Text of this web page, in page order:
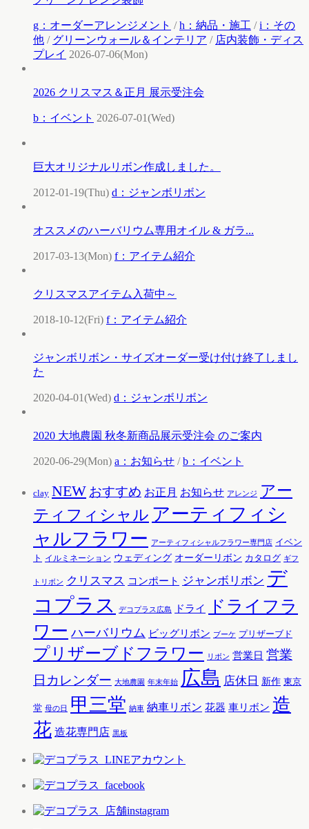
g：オーダーアレンジメント /h：納品・施工 /i：その
他 / グリーンウォール＆インテリア / 店内装飾・ディス
プレイ 2026-07-06(Mon)
2026 クリスマス＆正月 展示受注会
b：イベント 2026-07-01(Wed)
巨大オリジナルリボン作成しました。
2012-01-19(Thu) d：ジャンボリボン
オススメのハーバリウム専用オイル & ガラ...
2017-03-13(Mon) f：アイテム紹介
クリスマスアイテム入荷中～
2018-10-12(Fri) f：アイテム紹介
ジャンボリボン・サイズオーダー受け付け終了しまし
た
2020-04-01(Wed) d：ジャンボリボン
2020 大地農園 秋冬新商品展示受注会 のご案内
2020-06-29(Mon) a：お知らせ /b：イベント
clay NEW おすすめ お正月 お知らせ アレンジ アー
ティフィシャル アーティフィシ
ャルフラワー
アーティフィシャルフラワー専門店 イベン
ト イルミネーション ウェディング オーダーリボン カタログ ギフ
トリボン クリスマス コンポート ジャンボリボン デ
コプラス
デコプラス広島 ドライ
ドライフラ
ワー ハーバリウム ビッグリボン ブーケ プリザーブド
プリザーブドフラワー リボン 営業日 営業
日カレンダー 大地農園 年末年始 広島 店休日 新作 東京
堂 母の日 甲三堂 納車 納車リボン 花器 車リボン 造
花 造花専門店 黒板